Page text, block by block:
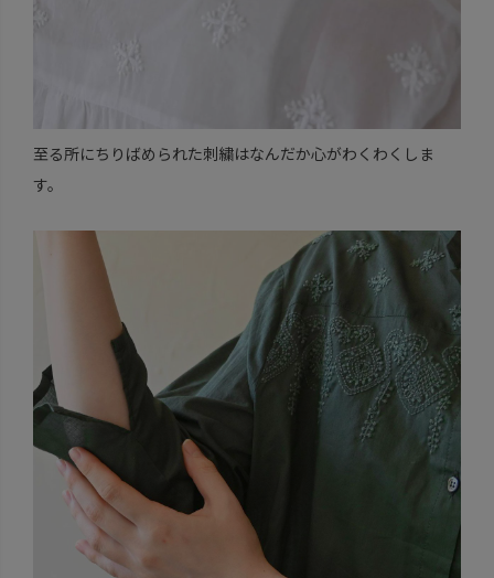
至る所にちりばめられた刺繍はなんだか心がわくわくしま
す。